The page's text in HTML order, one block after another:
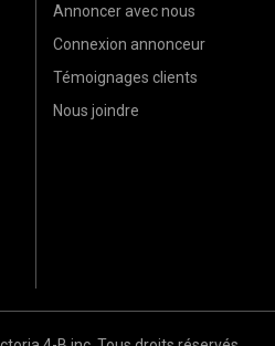
Annoncer avec nous
Connexion annonceur
Témoignages clients
Nous joindre